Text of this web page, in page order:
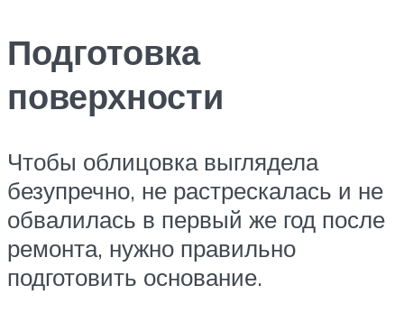
Подготовка
поверхности
Чтобы облицовка выглядела
безупречно, не растрескалась и не
обвалилась в первый же год после
ремонта, нужно правильно
подготовить основание.